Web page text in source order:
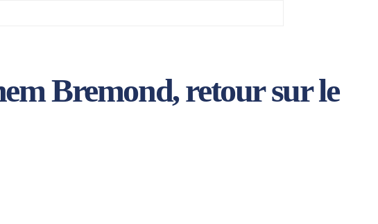
Bremond, retour sur le